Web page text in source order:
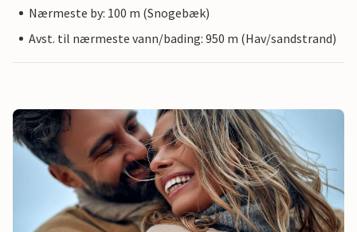
Nærmeste by: 100 m (Snogebæk)
Avst. til nærmeste vann/bading: 950 m (Hav/sandstrand)